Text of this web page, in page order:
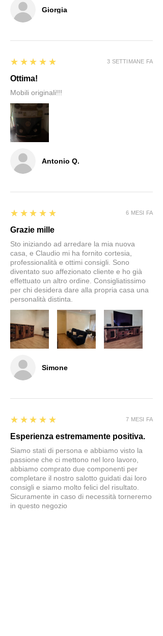
Giorgia
Antonio Q.
5
★★★★★
Ottima!
Mobili originali!!!
3 SETTIMANE FA
Simone
5
★★★★★
Grazie mille
Sto iniziando ad arredare la mia nuova
casa, e Claudio mi ha fornito cortesia,
professionalità e ottimi consigli. Sono
diventato suo affezionato cliente e ho già
effettuato un altro ordine. Consigliatissimo
per chi desidera dare alla propria casa una
personalità distinta.
6 MESI FA
5
★★★★★
Esperienza estremamente positiva.
Siamo stati di persona e abbiamo visto la
passione che ci mettono nel loro lavoro,
abbiamo comprato due componenti per
completare il nostro salotto guidati dai loro
consigli e siamo molto felici del risultato.
Sicuramente in caso di necessità torneremo
in questo negozio
7 MESI FA